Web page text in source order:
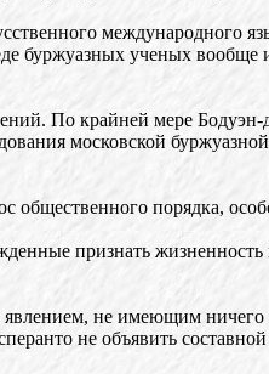
международного
буржуазных ученых
По крайней мере
московской
порядка,
признать
не имеющим
не объявить